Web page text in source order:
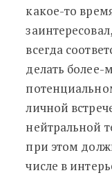
какое-то
всегда
делать
личной
нейтральной
при этом
числе в